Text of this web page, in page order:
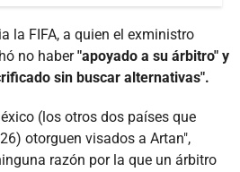
la FIFA, a quien el exministro
no haber"apoyado a su árbitro" y
sin buscar alternativas".
(los otros dos países que
otorguen visados a Artan",
razón por la que un árbitro